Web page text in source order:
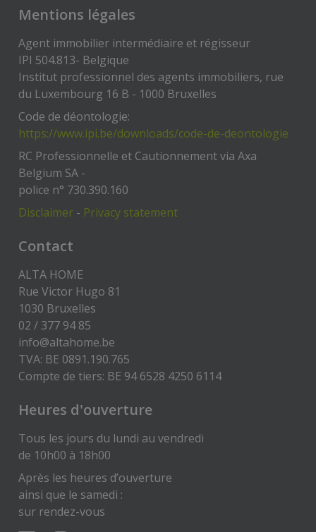
Mentions légales
Agent immobilier intermédiaire et régisseur
IPI 504.813- Belgique
Institut professionnel des agents immobiliers, rue
du Luxembourg 16 B - 1000 Bruxelles
Code de déontologie:
https://www.ipi.be/downloads/code-de-deontologie
RC Professionnelle et Cautionnement via Axa
Belgium SA -
police n° 730.390.160
Disclaimer - Privacy statement
Contact
ALTA HOME
Rue Victor Hugo 81
1030 Bruxelles
02 / 377 94 85
info@altahome.be
TVA: BE 0891.190.765
Compte de tiers: BE 94 6528 4250 6114
Heures d'ouverture
Tous les jours du lundi au vendredi
de 10h00 à 18h00
Après les heures d’ouverture
ainsi que le samedi :
sur rendez-vous